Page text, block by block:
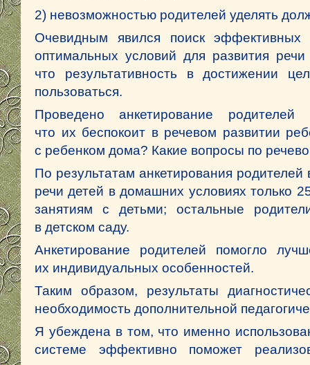
2) невозможностью родителей уделять
Очевидным явился поиск эффективных
оптимальных условий для развития
что результативность в достижении
пользоваться.
Проведено анкетирование
что их беспокоит в речевом развитии
с ребенком дома? Какие вопросы по
По результатам анкетирования
речи детей в домашних условиях только
занятиям с детьми; остальные
в детском саду.
Анкетирование родителей помогло
их индивидуальных особенностей.
Таким образом, результаты
необходимость дополнительной
Я убеждена в том, что именно
системе эффективно поможет